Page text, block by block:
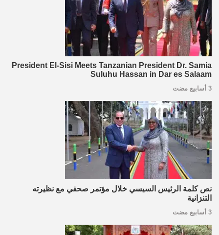
President El-Sisi Meets Tanzanian President Dr. Samia
Suluhu Hassan in Dar es Salaam
3 أسابيع مضت
نص كلمة الرئيس السيسي خلال مؤتمر صحفي مع نظيرته
التنزانية
3 أسابيع مضت